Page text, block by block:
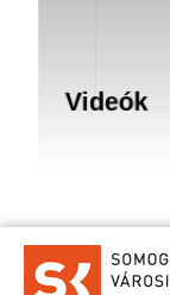
Videók